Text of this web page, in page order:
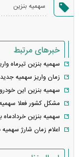
سهمیه بنزین
خبرهای مرتبط
سهمیه بنزین تیرماه
زمان واریز سهمیه
سهمیه بنزین این
مشکل کشور فعلا
سهمیه بنزین
اعلام زمان شارژ سهمیه